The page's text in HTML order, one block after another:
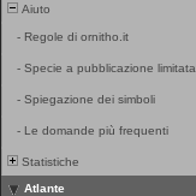
Aiuto
- Regole di ornitho.it
- Specie a pubblicazione limitata
- Spiegazione dei simboli
- Le domande più frequenti
Statistiche
Atlante